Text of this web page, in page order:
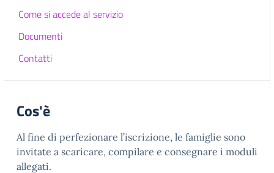
Come si accede al servizio
Documenti
Contatti
Cos'è
Al fine di perfezionare l’iscrizione, le famiglie sono
invitate a scaricare, compilare e consegnare i moduli
allegati.